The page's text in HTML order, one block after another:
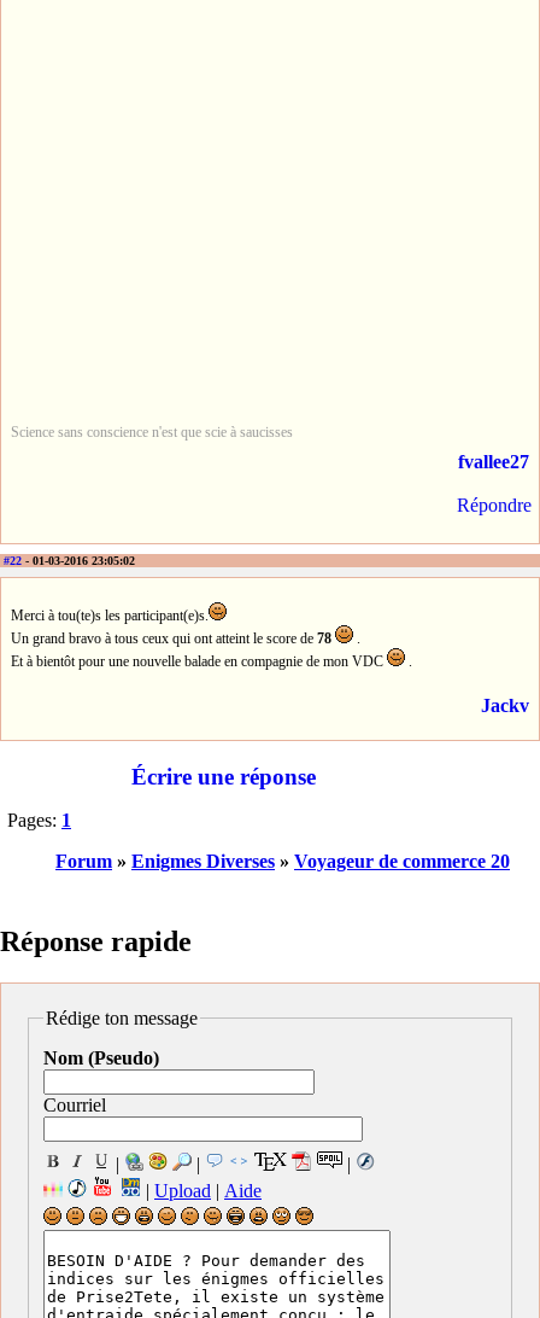
Science sans conscience n'est que scie à saucisses
fvallee27
Répondre
#22 - 01-03-2016 23:05:02
Merci à tou(te)s les participant(e)s.
Un grand bravo à tous ceux qui ont atteint le score de 78
.
Et à bientôt pour une nouvelle balade en compagnie de mon VDC
.
Jackv
Écrire une réponse
Pages: 1
Forum » Enigmes Diverses » Voyageur de commerce 20
Réponse rapide
Rédige ton message
Nom (Pseudo)
Courriel
| |
|
| Upload | Aide